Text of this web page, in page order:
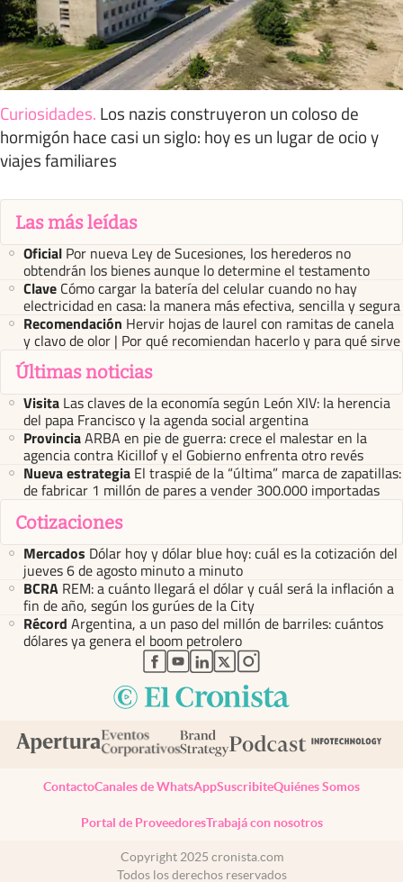
Curiosidades. Los nazis construyeron un coloso de
hormigón hace casi un siglo: hoy es un lugar de ocio y
viajes familiares
Las más leídas
Oficial Por nueva Ley de Sucesiones, los herederos no
obtendrán los bienes aunque lo determine el testamento
Clave Cómo cargar la batería del celular cuando no hay
electricidad en casa: la manera más efectiva, sencilla y segura
Recomendación Hervir hojas de laurel con ramitas de canela
y clavo de olor | Por qué recomiendan hacerlo y para qué sirve
Últimas noticias
Visita Las claves de la economía según León XIV: la herencia
del papa Francisco y la agenda social argentina
ProvinciaARBA en pie de guerra: crece el malestar en la
agencia contra Kicillof y el Gobierno enfrenta otro revés
Nueva estrategia El traspié de la “última” marca de zapatillas:
de fabricar 1 millón de pares a vender 300.000 importadas
Cotizaciones
Mercados Dólar hoy y dólar blue hoy: cuál es la cotización del
jueves 6 de agosto minuto a minuto
BCRA REM: a cuánto llegará el dólar y cuál será la inflación a
fin de año, según los gurúes de la City
Récord Argentina, a un paso del millón de barriles: cuántos
dólares ya genera el boom petrolero
abre en nueva pestaña
abre en nueva pestaña
abre en nueva pestaña
abre en nueva pestaña
abre en nueva pestaña
ContactoCanales de WhatsAppSuscribiteQuiénes Somos
Portal de ProveedoresTrabajá con nosotros
Copyright 2025 cronista.com
Todos los derechos reservados